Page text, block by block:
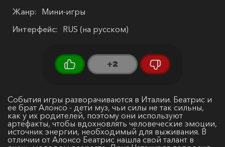
Жанр: Мини-игры
Интерфейс: RUS (на русском)
+2
События игры разворачиваются в Италии. Беатрис и
ее брат Алонсо - дети муз, чьи силы не так сильны,
как у их родителей, поэтому они используют
артефакты, чтобы вдохновлять человеческие эмоции,
источник энергии, необходимый для выживания. В
отличии от Алонсо Беатрис нашла свой талант в